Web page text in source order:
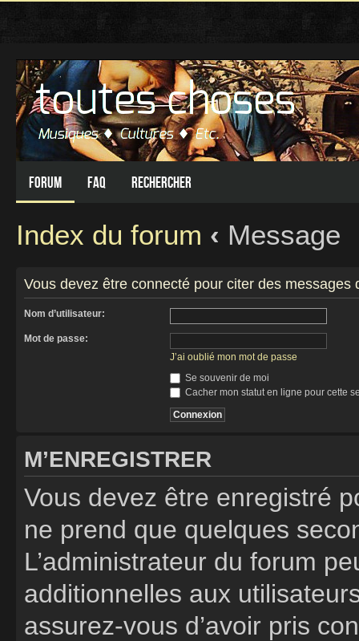
Forum FAQ Rechercher
Index du forum ‹ Message
Vous devez être connecté pour citer des messages
Nom d’utilisateur:
Mot de passe:
J’ai oublié mon mot de passe
Se souvenir de moi
Cacher mon statut en ligne pour cette
M’ENREGISTRER
Vous devez être enregistré
ne prend que quelques
L’administrateur du forum
additionnelles aux
assurez-vous d’avoir pris